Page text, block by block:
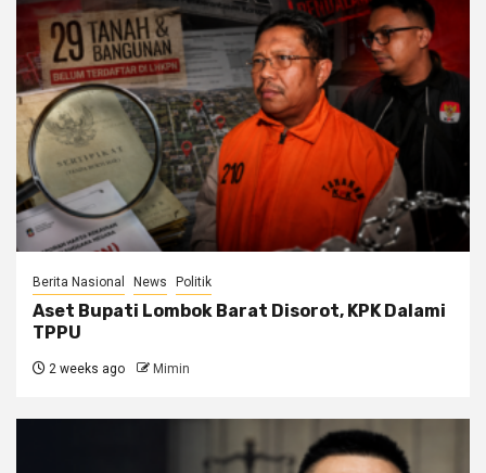
Berita Nasional News Politik
Aset Bupati Lombok Barat Disorot, KPK Dalami
TPPU
2 weeks ago Mimin